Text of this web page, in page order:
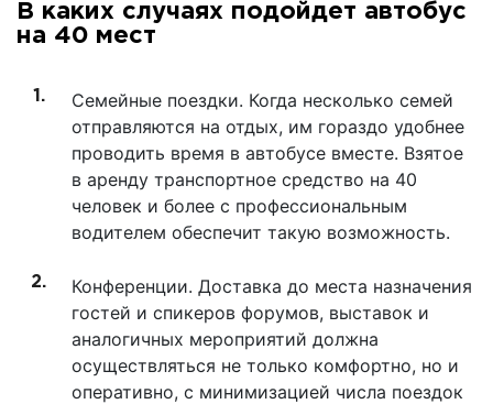
В каких случаях подойдет автобус
на 40 мест
Семейные поездки. Когда несколько семей
отправляются на отдых, им гораздо удобнее
проводить время в автобусе вместе. Взятое
в аренду транспортное средство на 40
человек и более с профессиональным
водителем обеспечит такую возможность.
Конференции. Доставка до места назначения
гостей и спикеров форумов, выставок и
аналогичных мероприятий должна
осуществляться не только комфортно, но и
оперативно, с минимизацией числа поездок